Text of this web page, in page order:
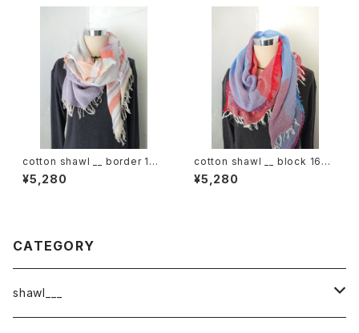
cotton shawl __ border 160
倒景w
¥5,280
cotton shawl __ block 160
初日影w
¥5,280
CATEGORY
shawl___